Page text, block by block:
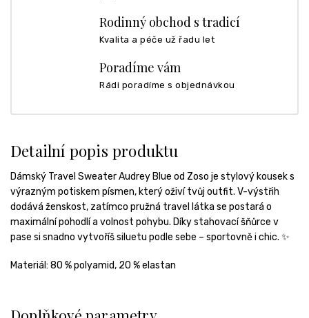
Rodinný obchod s tradicí
Kvalita a péče už řadu let
Poradíme vám
Rádi poradíme s objednávkou
Detailní popis produktu
Dámský Travel Sweater Audrey Blue od Zoso je stylový kousek s
výrazným potiskem písmen, který oživí tvůj outfit. V-výstřih
dodává ženskost, zatímco pružná travel látka se postará o
maximální pohodlí a volnost pohybu. Díky stahovací šňůrce v
pase si snadno vytvoříš siluetu podle sebe – sportovně i chic. ✨
Materiál: 80 % polyamid, 20 % elastan